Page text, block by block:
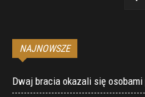
NAJNOWSZE
Dwaj bracia okazali się